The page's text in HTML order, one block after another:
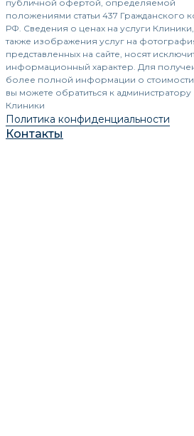
публичной офертой, определяемой
положениями статьи 437 Гражданского
РФ. Сведения о ценах на услуги
также изображения услуг на
представленных на сайте, носят
информационный характер. Для
более полной информации о стоимости
вы можете обратиться к администратору
Клиники
Политика конфиденциальности
Контакты